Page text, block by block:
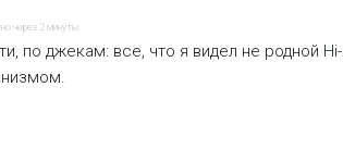
через 2 минуты
по джекам: все, что я видел не родной